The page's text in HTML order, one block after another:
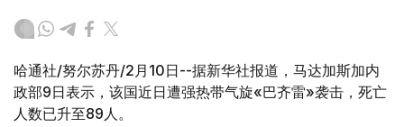
哈通社/努尔苏丹/2月10日--据新华社报道，马达加斯加内
政部9日表示，该国近日遭强热带气旋«巴齐雷»袭击，死亡
人数已升至89人。